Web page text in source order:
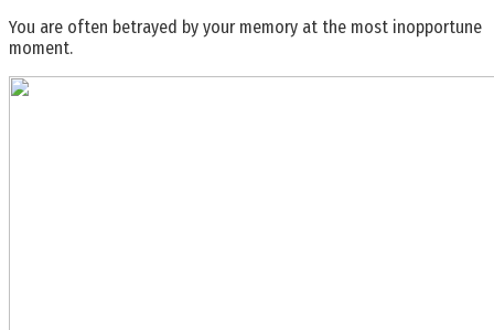
You are often betrayed by your memory at the most inopportune
moment.